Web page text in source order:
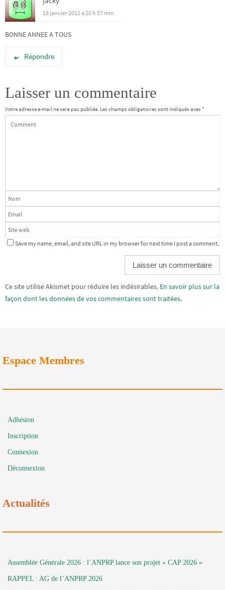
18 janvier 2012 à 20 h 57 min
BONNE ANNEE A TOUS
Répondre
Laisser un commentaire
Votre adresse e-mail ne sera pas publiée. Les champs obligatoires sont indiqués avec*
Save my name, email, and site URL in my browser for next time I post a comment.
Alternative:
Ce site utilise Akismet pour réduire les indésirables. En savoir plus sur la
façon dont les données de vos commentaires sont traitées.
Espace Membres
Adhésion
Inscription
Connexion
Déconnexion
Actualités
Assemblée Générale 2026 : l’ANPRP lance son projet « CAP 2026 »
RAPPEL : AG de l’ANPRP 2026